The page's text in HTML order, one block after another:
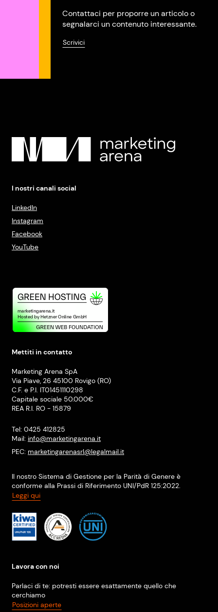
Contattaci per proporre un articolo o
segnalarci un contenuto interessante.
Scrivici
I nostri canali social
LinkedIn
Instagram
Facebook
YouTube
Mettiti in contatto
Marketing Arena SpA
Via Piave, 26 45100 Rovigo (RO)
C.F. e P.I. IT01451110298
Capitale sociale 50.000€
REA R.I. RO - 15879
Tel: 0425 412825
Mail: info@marketingarena.it
PEC: marketingarenasrl@legalmail.it
Il nostro Sistema di Gestione per la Parità di Genere è
conforme alla Prassi di Riferimento UNI/PdR 125:2022.
Leggi qui
Lavora con noi
Parlaci di te: potresti essere esattamente quello che
cerchiamo
Posizioni aperte